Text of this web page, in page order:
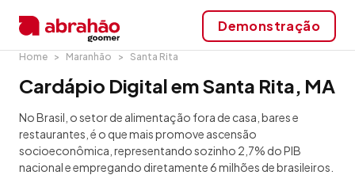
Demonstração
Home Maranhão Santa Rita
Cardápio Digital em Santa Rita, MA
No Brasil, o setor de alimentação fora de casa, bares e
restaurantes, é o que mais promove ascensão
socioeconômica, representando sozinho 2,7% do PIB
nacional e empregando diretamente 6 milhões de brasileiros.